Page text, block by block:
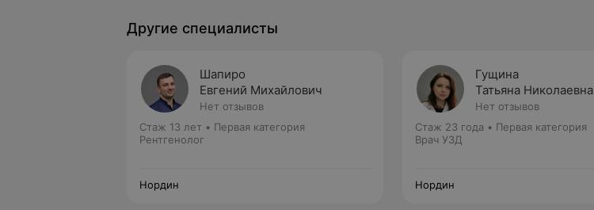
Другие специалисты
Шапиро
Евгений Михайлович
Нет отзывов
Стаж 13 лет • Первая категория
Рентгенолог
Нордин
Гущина
Татьяна Николаевна
Нет отзывов
Стаж 23 года • Первая категория
Врач УЗД
Нордин